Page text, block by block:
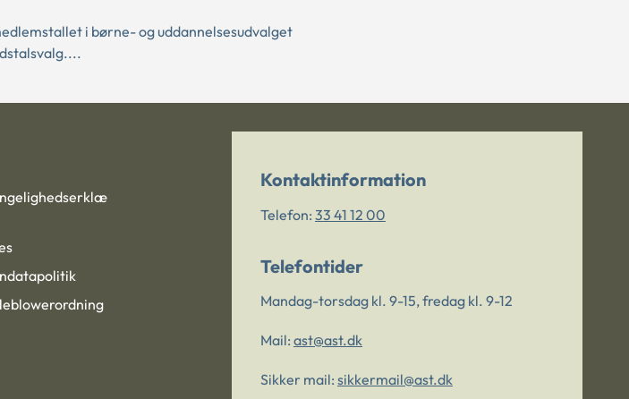
i børne- og uddannelsesudvalget
Kontaktinformation
Telefon: 33 41 12 00
Telefontider
Mandag-torsdag kl. 9-15, fredag kl. 9-12
Mail: ast@ast.dk
Sikker mail: sikkermail@ast.dk